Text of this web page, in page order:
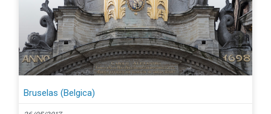
Bruselas (Belgica)